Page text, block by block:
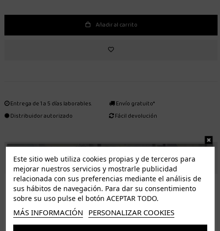
Añadir al carrito
Entrega de 1 a 5 días laborables.
Distribuidor autorizado
Envío gratuito*
Fácil devolución
ENVÍO GRATUITO *
ISLAS CANARIAS
Tenerife 3.50€. Gratis a partir de 50€
Resto de islas 5€. Gratis a partir de 50€
Este sitio web utiliza cookies propias y de terceros para
mejorar nuestros servicios y mostrarle publicidad
relacionada con sus preferencias mediante el análisis de
sus hábitos de navegación. Para dar su consentimiento
sobre su uso pulse el botón ACEPTAR TODO.
MÁS INFORMACIÓN PERSONALIZAR COOKIES